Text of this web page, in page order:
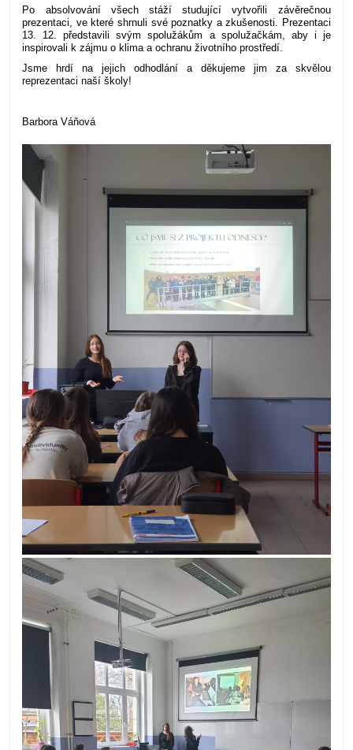
Po absolvování všech stáží studující vytvořili závěrečnou
prezentaci, ve které shrnuli své poznatky a zkušenosti. Prezentaci
13. 12. představili svým spolužákům a spolužačkám, aby i je
inspirovali k zájmu o klima a ochranu životního prostředí.
Jsme hrdí na jejich odhodlání a děkujeme jim za skvělou
reprezentaci naší školy!
Barbora Váňová